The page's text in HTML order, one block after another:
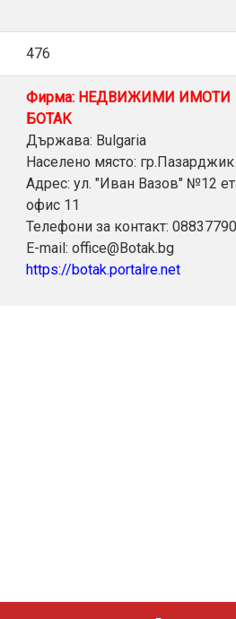
476
Фирма: НЕДВИЖИМИ ИМОТИ
БОТАК
Държава: Bulgaria
Населено място: гр.Пазарджик
Адрес: ул. "Иван Вазов" №12
офис 11
Телефони за контакт:
E-mail: office@Botak.bg
https://botak.portalre.net